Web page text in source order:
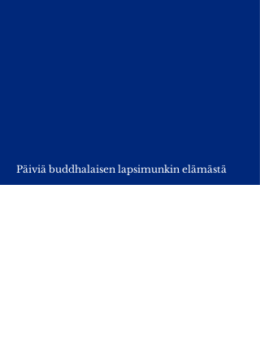
Päiviä buddhalaisen lapsimunkin elämästä